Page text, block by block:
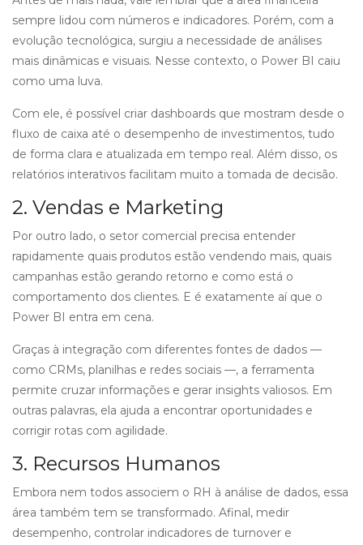
sempre lidou com números e indicadores. Porém, com a
evolução tecnológica, surgiu a necessidade de análises
mais dinâmicas e visuais. Nesse contexto, o Power BI caiu
como uma luva.
Com ele, é possível criar dashboards que mostram desde o
fluxo de caixa até o desempenho de investimentos, tudo
de forma clara e atualizada em tempo real. Além disso, os
relatórios interativos facilitam muito a tomada de decisão.
2. Vendas e Marketing
Por outro lado, o setor comercial precisa entender
rapidamente quais produtos estão vendendo mais, quais
campanhas estão gerando retorno e como está o
comportamento dos clientes. E é exatamente aí que o
Power BI entra em cena.
Graças à integração com diferentes fontes de dados —
como CRMs, planilhas e redes sociais —, a ferramenta
permite cruzar informações e gerar insights valiosos. Em
outras palavras, ela ajuda a encontrar oportunidades e
corrigir rotas com agilidade.
3. Recursos Humanos
Embora nem todos associem o RH à análise de dados, essa
área também tem se transformado. Afinal, medir
desempenho, controlar indicadores de turnover e